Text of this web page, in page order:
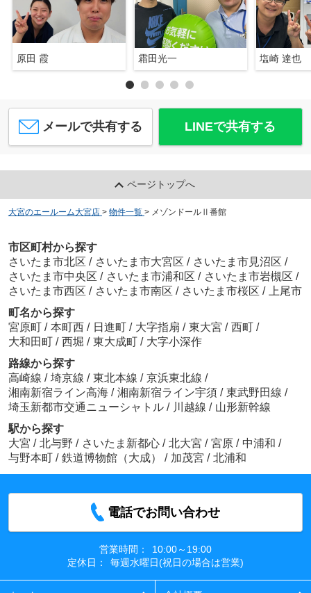
原田 霞 霜田光一 塩崎 達也
メールで共有する LINEで共有する
ページトップへ
大宮のエールーム大宮店 > 物件一覧 > メゾンドールⅡ番館
市区町村から探す
さいたま市北区 / さいたま市大宮区 / さいたま市見沼区 /
さいたま市中央区 / さいたま市浦和区 / さいたま市岩槻区 /
さいたま市西区 / さいたま市南区 / さいたま市桜区 /
上尾市
町名から探す
宮原町 / 本町西 / 日進町 / 大字指扇 / 東大宮 / 西町 /
大和田町 / 西堀 / 東大成町 / 大字小深作
路線から探す
高崎線 / 埼京線 / 東北本線 / 京浜東北線 /
湘南新宿ライン高海 / 湘南新宿ライン宇須 / 東武野田線 /
埼玉新都市交通ニューシャトル / 川越線 / 山形新幹線
駅から探す
大宮 / 北与野 / さいたま新都心 / 北大宮 / 宮原 / 中浦和 /
与野本町 / 鉄道博物館（大成） / 加茂宮 / 北浦和
電話でお問い合わせ
営業時間：
10:00～19:00
定休日：
毎週水曜日(祝日の場合は営業)